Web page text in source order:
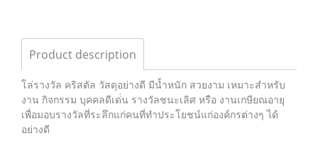
Product description
โล่รางวัล คริสตัล วัสดุอย่างดี มีน้ำหนัก สวยงาม เหมาะสำหรับ
งาน กิจกรรม บุคคลดีเด่่น รางวัลชนะเลิศ หรือ งานเกษียณอายุ
เพื่อมอบรางวัลที่ระลึกแก่คนที่ทำประโยชน์แก่องค์กรต่างๆ ได้
อย่างดี